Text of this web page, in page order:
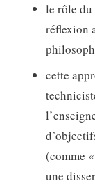
le rôle du
réflexion
cette
(comme
une